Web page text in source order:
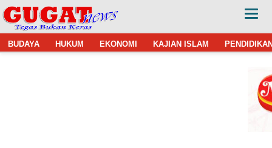
BUDAYA HUKUM EKONOMI KAJIAN ISLAM